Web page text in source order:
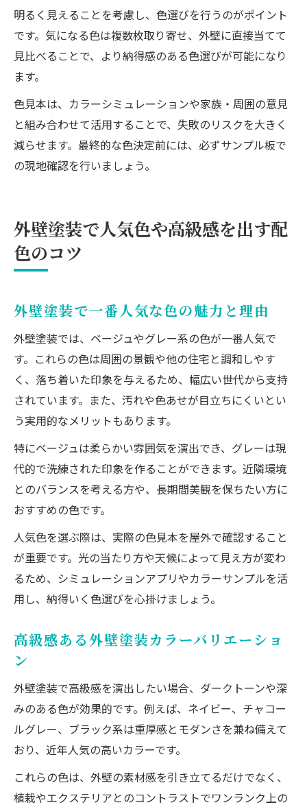
明るく見えることを考慮し、色選びを行うのがポイント
です。気になる色は複数枚取り寄せ、外壁に直接当てて
見比べることで、より納得感のある色選びが可能になり
ます。
色見本は、カラーシミュレーションや家族・周囲の意見
と組み合わせて活用することで、失敗のリスクを大きく
減らせます。最終的な色決定前には、必ずサンプル板で
の現地確認を行いましょう。
外壁塗装で人気色や高級感を出す配
色のコツ
外壁塗装で一番人気な色の魅力と理由
外壁塗装では、ベージュやグレー系の色が一番人気で
す。これらの色は周囲の景観や他の住宅と調和しやす
く、落ち着いた印象を与えるため、幅広い世代から支持
されています。また、汚れや色あせが目立ちにくいとい
う実用的なメリットもあります。
特にベージュは柔らかい雰囲気を演出でき、グレーは現
代的で洗練された印象を作ることができます。近隣環境
とのバランスを考える方や、長期間美観を保ちたい方に
おすすめの色です。
人気色を選ぶ際は、実際の色見本を屋外で確認すること
が重要です。光の当たり方や天候によって見え方が変わ
るため、シミュレーションアプリやカラーサンプルを活
用し、納得いく色選びを心掛けましょう。
高級感ある外壁塗装カラーバリエーショ
ン
外壁塗装で高級感を演出したい場合、ダークトーンや深
みのある色が効果的です。例えば、ネイビー、チャコー
ルグレー、ブラック系は重厚感とモダンさを兼ね備えて
おり、近年人気の高いカラーです。
これらの色は、外壁の素材感を引き立てるだけでなく、
植栽やエクステリアとのコントラストでワンランク上の